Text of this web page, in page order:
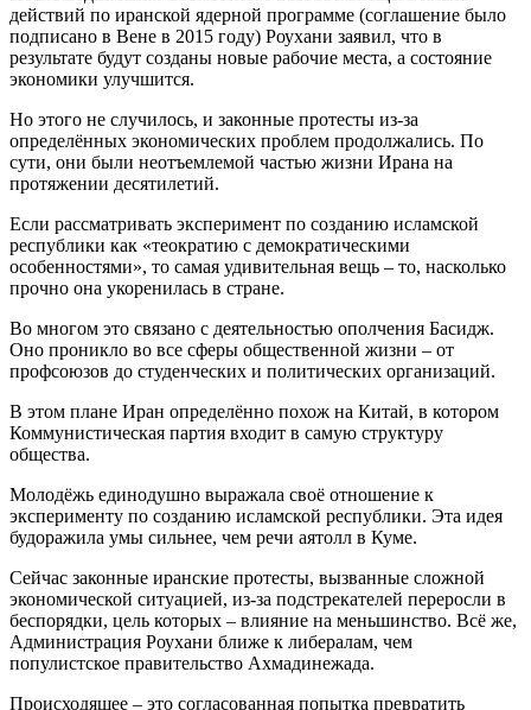
действий по иранской ядерной программе (соглашение было
подписано в Вене в 2015 году) Роухани заявил, что в
результате будут созданы новые рабочие места, а состояние
экономики улучшится.
Но этого не случилось, и законные протесты из-за
определённых экономических проблем продолжались. По
сути, они были неотъемлемой частью жизни Ирана на
протяжении десятилетий.
Если рассматривать эксперимент по созданию исламской
республики как «теократию с демократическими
особенностями», то самая удивительная вещь – то, насколько
прочно она укоренилась в стране.
Во многом это связано с деятельностью ополчения Басидж.
Оно проникло во все сферы общественной жизни – от
профсоюзов до студенческих и политических организаций.
В этом плане Иран определённо похож на Китай, в котором
Коммунистическая партия входит в самую структуру
общества.
Молодёжь единодушно выражала своё отношение к
эксперименту по созданию исламской республики. Эта идея
будоражила умы сильнее, чем речи аятолл в Куме.
Сейчас законные иранские протесты, вызванные сложной
экономической ситуацией, из-за подстрекателей переросли в
беспорядки, цель которых – влияние на меньшинство. Всё же,
Администрация Роухани ближе к либералам, чем
популистское правительство Ахмадинежада.
Происходящее – это согласованная попытка превратить